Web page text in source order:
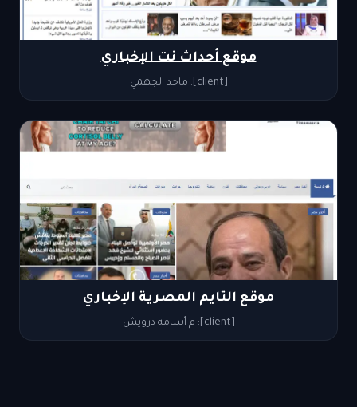
موقع أحداث نت الإخباري
[client]: ماجد الجهمي
موقع التايم المصرية الإخباري
[client]: م أسامه درويش